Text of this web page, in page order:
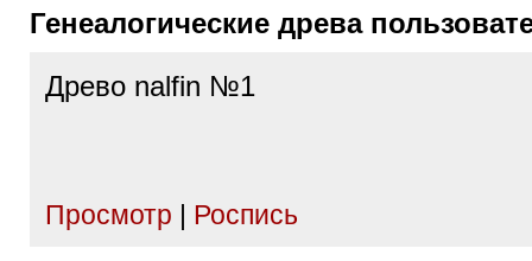
Генеалогические древа
Древо nalfin №1
Просмотр | Роспись